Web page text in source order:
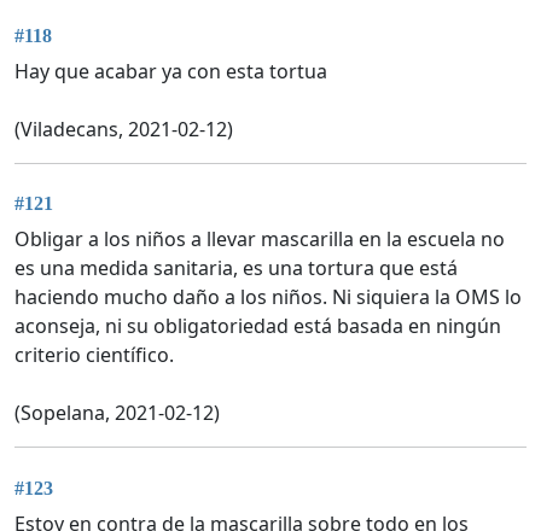
#118
Hay que acabar ya con esta tortua
(Viladecans, 2021-02-12)
#121
Obligar a los niños a llevar mascarilla en la escuela no
es una medida sanitaria, es una tortura que está
haciendo mucho daño a los niños. Ni siquiera la OMS lo
aconseja, ni su obligatoriedad está basada en ningún
criterio científico.
(Sopelana, 2021-02-12)
#123
Estoy en contra de la mascarilla sobre todo en los